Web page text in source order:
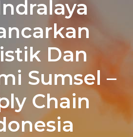
Dan
Sumsel –
Chain